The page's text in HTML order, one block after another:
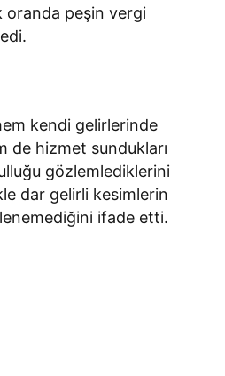
oranda peşin vergi
kendi gelirlerinde
de hizmet sundukları
gözlemlediklerini
dar gelirli kesimlerin
ifade etti.